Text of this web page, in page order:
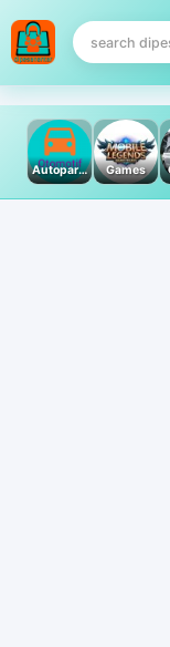
Autoparts Games